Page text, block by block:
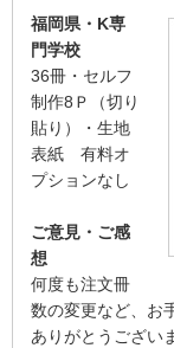
福岡県・K専
門学校
36冊・セルフ
制作8Ｐ（切り
貼り）・生地
表紙 有料オ
プションなし
ご意見・ご感
想
何度も注文冊
数の変更など、お
ありがとうござい